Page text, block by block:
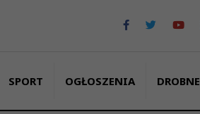
SPORT OGŁOSZENIA DROBNE